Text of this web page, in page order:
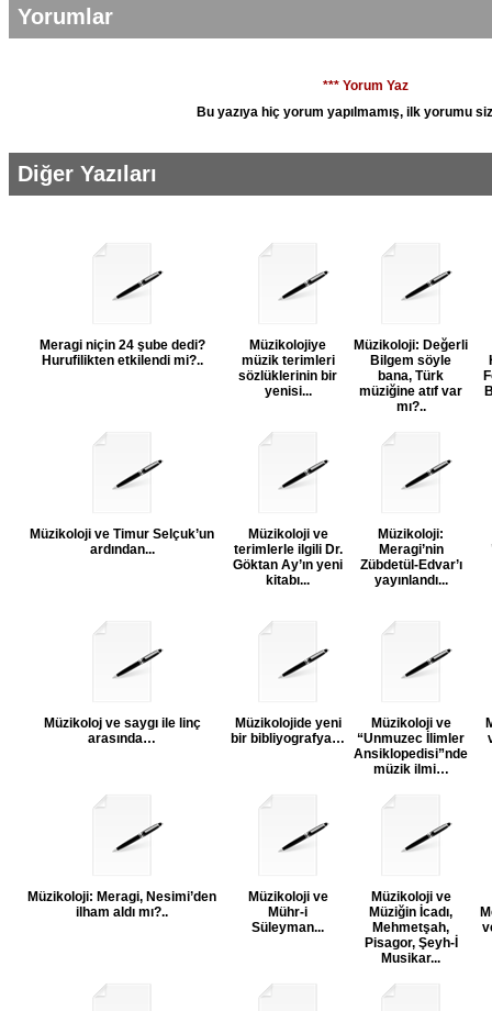
Yorumlar
*** Yorum Yaz
Bu yazıya hiç yorum yapılmamış, ilk yorumu
Diğer Yazıları
Meragi niçin 24 şube dedi?
Hurufilikten etkilendi mi?..
Müzikolojiye
müzik terimleri
sözlüklerinin bir
yenisi...
Müzikoloji: Değerli
Bilgem söyle
bana, Türk
müziğine atıf var
mı?..
Müzikoloji ve Timur Selçuk’un
ardından...
Müzikoloji ve
terimlerle ilgili Dr.
Göktan Ay’ın yeni
kitabı...
Müzikoloji:
Meragi’nin
Zübdetül-Edvar’ı
yayınlandı...
Müzikoloj ve saygı ile linç
arasında…
Müzikolojide yeni
bir bibliyografya…
Müzikoloji ve
“Unmuzec İlimler
Ansiklopedisi”nde
müzik ilmi…
Müzikoloji: Meragi, Nesimi’den
ilham aldı mı?..
Müzikoloji ve
Mühr-i
Süleyman...
Müzikoloji ve
Müziğin İcadı,
Mehmetşah,
Pisagor, Şeyh-İ
Musikar...